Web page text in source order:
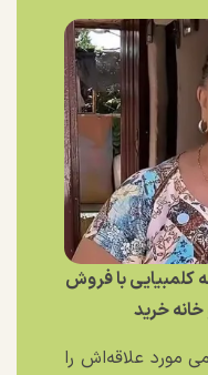
کلمبیا؛ زن ۶۷ ساله کلمبیایی با فروش
خرید
مورد علاقه‌اش را